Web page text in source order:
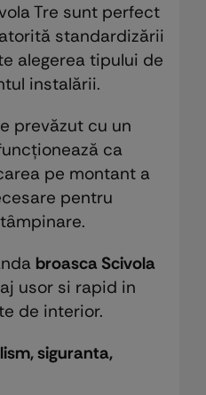
Tre sunt perfect
standardizării
alegerea tipului de
instalării.
prevăzut cu un
ca
pe montant a
pentru
broasca Scivola
usor si rapid in
de interior.
siguranta,